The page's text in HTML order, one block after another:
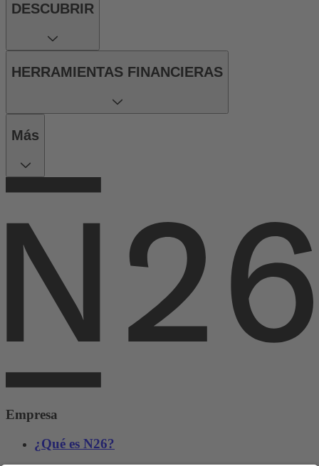
DESCUBRIR
HERRAMIENTAS FINANCIERAS
Más
Empresa
¿Qué es N26?